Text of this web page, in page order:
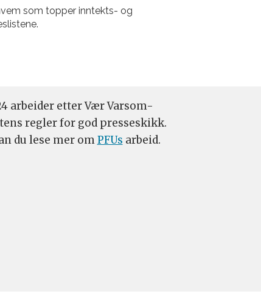
som topper inntekts- og
arbeider etter Vær Varsom-
regler for god presseskikk.
du lese mer omPFUs arbeid.